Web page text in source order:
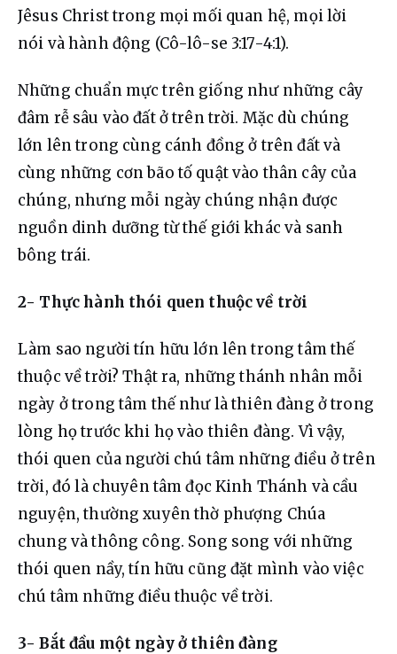
Jêsus Christ trong mọi mối quan hệ, mọi lời
nói và hành động (Cô-lô-se 3:17-4:1).
Những chuẩn mực trên giống như những cây
đâm rễ sâu vào đất ở trên trời. Mặc dù chúng
lớn lên trong cùng cánh đồng ở trên đất và
cùng những cơn bão tố quật vào thân cây của
chúng, nhưng mỗi ngày chúng nhận được
nguồn dinh dưỡng từ thế giới khác và sanh
bông trái.
2- Thực hành thói quen thuộc về trời
Làm sao người tín hữu lớn lên trong tâm thế
thuộc về trời? Thật ra, những thánh nhân mỗi
ngày ở trong tâm thế như là thiên đàng ở trong
lòng họ trước khi họ vào thiên đàng. Vì vậy,
thói quen của người chú tâm những điều ở trên
trời, đó là chuyên tâm đọc Kinh Thánh và cầu
nguyện, thường xuyên thờ phượng Chúa
chung và thông công. Song song với những
thói quen nầy, tín hữu cũng đặt mình vào việc
chú tâm những điều thuộc về trời.
3- Bắt đầu một ngày ở thiên đàng